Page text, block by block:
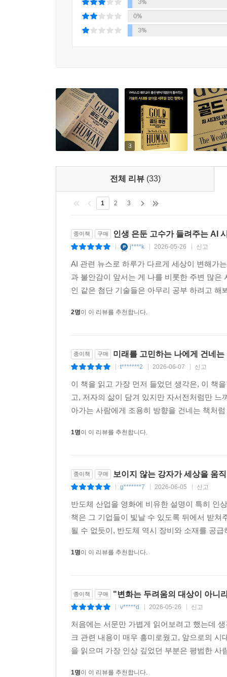
3%
0%
3%
3
전체 리뷰 (33)
1 2 3
종이책 구매 인생 은둔 고수가 들려주는 AI
j****k 2026-05-26 신고
AI 관련 뉴스로 하루가 다르게 세상이 변해가
과 불안감이 앞서는 게 나를 비롯한 주변 많
인 같은 첨단 기술들은 아무리 공부 하려고
2명이 이 리뷰를 추천합니다.
종이책 구매 미래를 고민하는 나에게 건네
t*******2 2026-06-07 신고
이 책을 읽고 가장 먼저 들었던 생각은, 이 책
고, 저자의 삶이 담겨 있지만 자서전처럼만
아가는 사람에게 조용히 방향을 건네는 책처
1명이 이 리뷰를 추천합니다.
종이책 구매 보이지 않는 강자가 세상을 움
g*******7 2026-06-05 신고
반도체 산업을 영화에 비유한 설명이 특히 인
책은 그 기업들이 빛날 수 있도록 뒤에서 받쳐
될 수 없듯이, 반도체 역시 장비와 소재를 공
1명이 이 리뷰를 추천합니다.
종이책 구매 "변화는 두려움의 대상이 아니
v*****d 2026-05-26 신고
처음에는 서문만 가볍게 읽어보려고 했는데
크 관련 내용이 매우 흥미로웠고, 앞으로의
을 읽으며 가장 인상 깊었던 부분은 평범한
1명이 이 리뷰를 추천합니다.